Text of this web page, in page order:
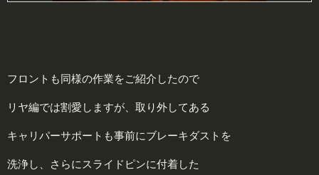
フロントも同様の作業をご紹介したので
リヤ編では割愛しますが、取り外してある
キャリパーサポートも事前にブレーキダストを
洗浄し、さらにスライドピンに付着した